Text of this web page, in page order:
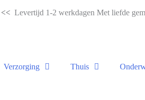
Levertijd 1-2 werkdagen Met liefde
Verzorging Thuis